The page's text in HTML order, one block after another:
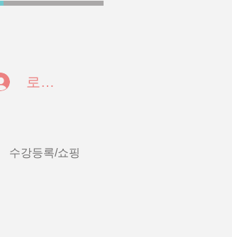
로그인
수강등록/쇼핑